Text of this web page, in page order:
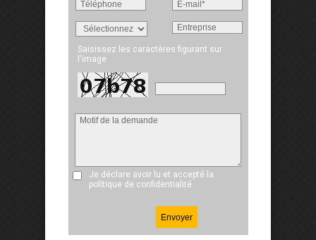
Saisissez les caractères figurant sur
l'image
Je déclare avoir lu et accepté la
politique de confidentialité